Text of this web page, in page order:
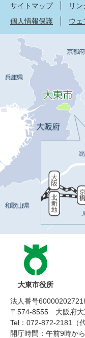
サイトマップ
リ
個人情報保護
ウェ
大東市役所
法人番号
〒574-8555 大阪府大
Tel：072-872-2181（代
開庁時間：午前9時か